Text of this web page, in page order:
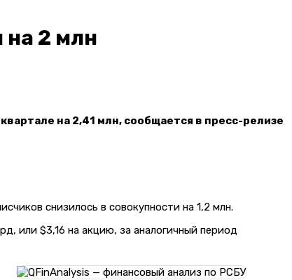
на 2 млн
на 2,41 млн, сообщается в пресс-релизе
снизилось в совокупности на 1,2 млн.
или $3,16 на акцию, за аналогичный период